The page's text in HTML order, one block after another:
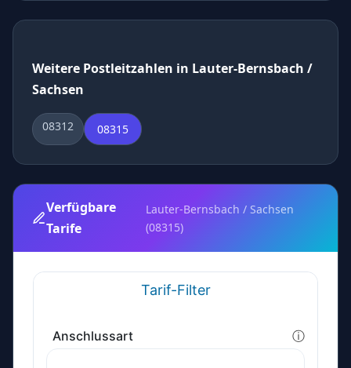
Weitere Postleitzahlen in Lauter-Bernsbach /
Sachsen
08312 08315
Verfügbare
Tarife
Lauter-Bernsbach / Sachsen
(08315)